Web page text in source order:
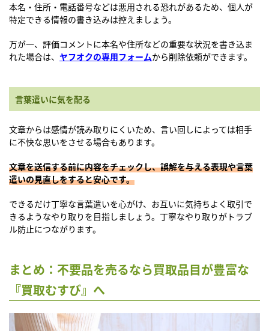
本名・住所・電話番号などは悪用される恐れがあるため、個人が
特定できる情報の書き込みは控えましょう。
万が一、評価コメントに本名や住所などの重要な状況を書き込ま
れた場合は、 ヤフオクの専用フォームから削除依頼ができます。
言葉遣いに気を配る
文章からは感情が読み取りにくいため、言い回しによっては相手
に不快な思いをさせる場合もあります。
文章を送信する前に内容をチェックし、誤解を与える表現や言葉
遣いの見直しをすると安心です。
できるだけ丁寧な言葉遣いを心がけ、お互いに気持ちよく取引で
きるようなやり取りを目指しましょう。丁寧なやり取りがトラブ
ル防止につながります。
まとめ：不要品を売るなら買取品目が豊富な
『買取むすび』へ